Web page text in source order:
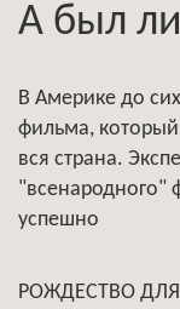
А был
В Америке до
фильма, который
вся страна.
"всенародного"
успешно
РОЖДЕСТВО